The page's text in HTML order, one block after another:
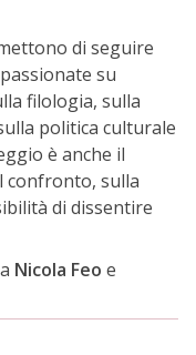
di seguire
su
filologia, sulla
politica culturale
è anche il
confronto, sulla
di dissentire
Nicola Feo e